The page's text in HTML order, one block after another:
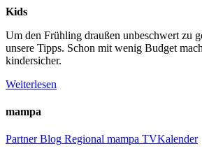
Kids
Um den Frühling draußen unbeschwert zu
unsere Tipps. Schon mit wenig Budget
kindersicher.
Weiterlesen
mampa
PartnerBlog Regional mampa TVKalender